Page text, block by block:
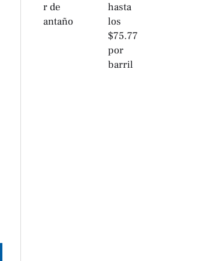
r de
antaño
hasta
los
$75.77
por
barril